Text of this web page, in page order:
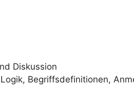
Diskussion
Begriffsdefinitionen,